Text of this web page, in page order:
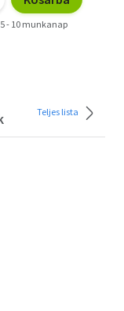
5 - 10 munkanap
Teljes lista